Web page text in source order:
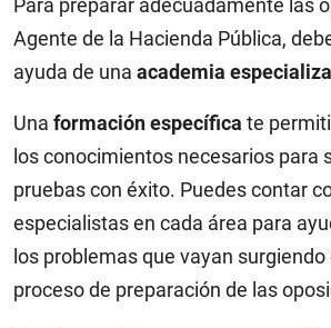
Para preparar adecuadamente las
Agente de la Hacienda Pública,
ayuda de una academia
Una formación específica te
los conocimientos necesarios para
pruebas con éxito. Puedes contar
especialistas en cada área para
los problemas que vayan surgiendo
proceso de preparación de las